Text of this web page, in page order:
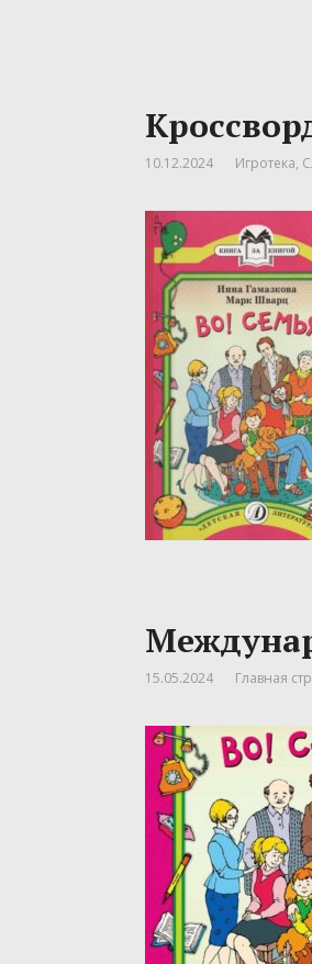
10.12.2024 Игротека,
15.05.2024 Главная